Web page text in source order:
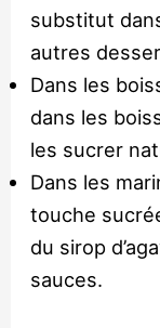
substitut
autres
Dans les
dans les
les sucrer
Dans les
touche
du sirop
sauces.